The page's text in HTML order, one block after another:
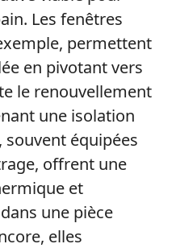
Les fenêtres
permettent
en pivotant vers
le renouvellement
une isolation
souvent équipées
offrent une
et
une pièce
elles